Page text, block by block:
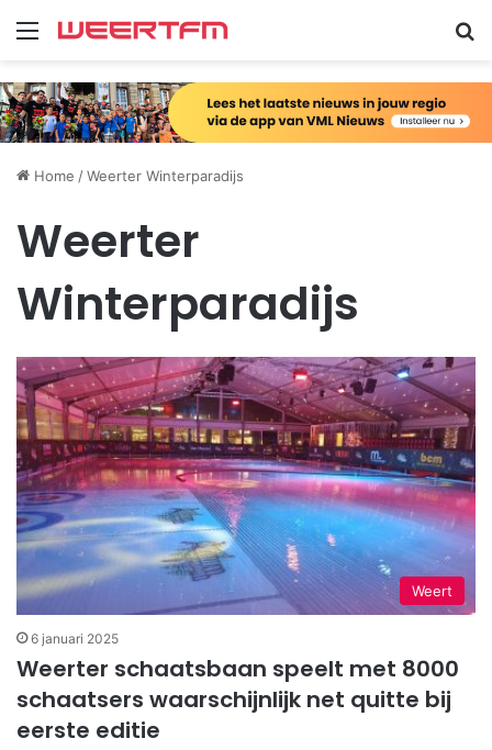
Menu
Home /Weerter Winterparadijs
Weerter
Winterparadijs
Weert
6 januari 2025
Weerter schaatsbaan speelt met 8000
schaatsers waarschijnlijk net quitte bij
eerste editie